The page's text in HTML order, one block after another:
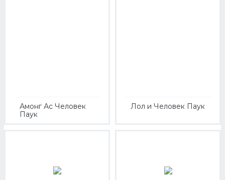
Амонг Ас Человек
Паук
Лол и Человек Паук